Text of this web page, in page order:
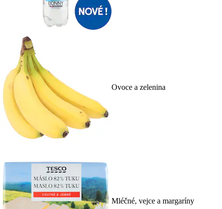
Ovoce a zelenina
Mléčné, vejce a margaríny